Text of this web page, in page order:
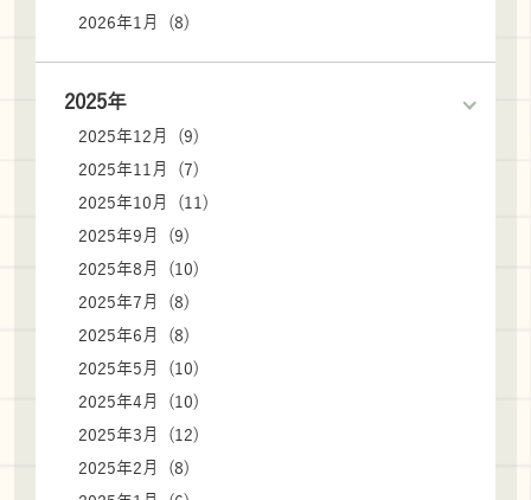
2026年1月 (8)
2025年
2025年12月 (9)
2025年11月 (7)
2025年10月 (11)
2025年9月 (9)
2025年8月 (10)
2025年7月 (8)
2025年6月 (8)
2025年5月 (10)
2025年4月 (10)
2025年3月 (12)
2025年2月 (8)